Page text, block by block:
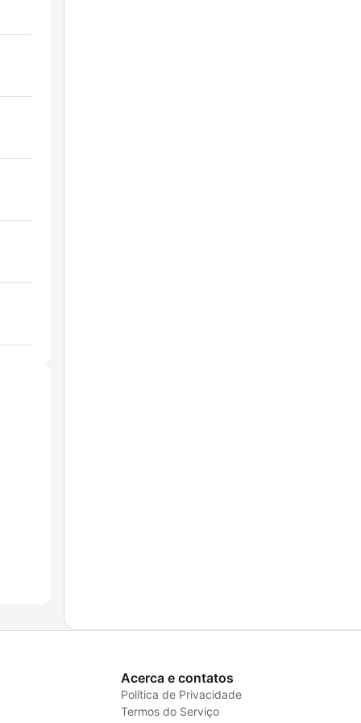
Acerca e contatos
Política de Privacidade
Termos do Serviço